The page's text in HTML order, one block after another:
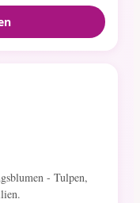
- Tulpen,